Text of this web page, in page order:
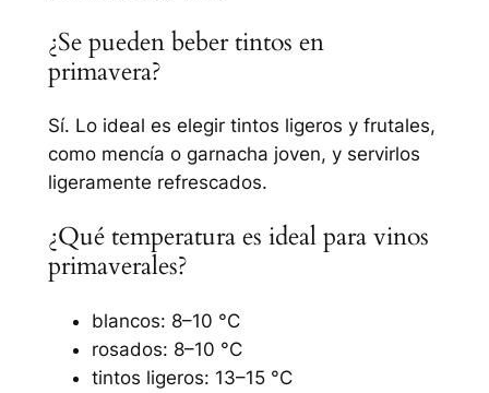
¿Se pueden beber tintos en
primavera?
Sí. Lo ideal es elegir tintos ligeros y frutales,
como mencía o garnacha joven, y servirlos
ligeramente refrescados.
¿Qué temperatura es ideal para vinos
primaverales?
blancos: 8–10 °C
rosados: 8–10 °C
tintos ligeros: 13–15 °C